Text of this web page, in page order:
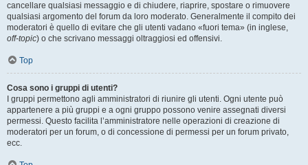
cancellare qualsiasi messaggio e di chiudere, riaprire, spostare o rimuovere
qualsiasi argomento del forum da loro moderato. Generalmente il compito dei
moderatori è quello di evitare che gli utenti vadano «fuori tema» (in inglese,
off-topic) o che scrivano messaggi oltraggiosi ed offensivi.
Top
Cosa sono i gruppi di utenti?
I gruppi permettono agli amministratori di riunire gli utenti. Ogni utente può
appartenere a più gruppi e a ogni gruppo possono venire assegnati diversi
permessi. Questo facilita l’amministratore nelle operazioni di creazione di
moderatori per un forum, o di concessione di permessi per un forum privato,
ecc.